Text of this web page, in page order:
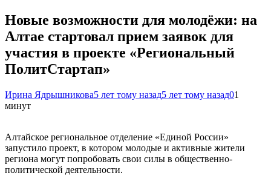
Новые возможности для молодёжи: на
Алтае стартовал прием заявок для
участия в проекте «Региональный
ПолитСтартап»
Ирина Ядрышникова5 лет тому назад5 лет тому назад01
минут
Алтайское региональное отделение «Единой России»
запустило проект, в котором молодые и активные жители
региона могут попробовать свои силы в общественно-
политической деятельности.